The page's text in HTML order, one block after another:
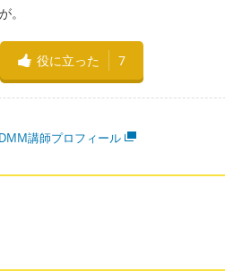
。
役に立った 7
DMM講師プロフィール